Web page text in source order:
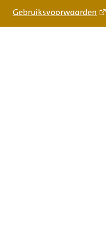
Gebruiksvoorwaarden